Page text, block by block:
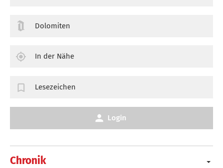
Chronik
Dolomiten
In der Nähe
Lesezeichen
Login